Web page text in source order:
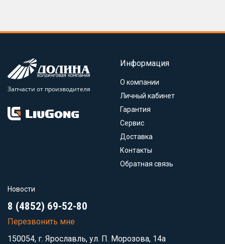
Запчасти от производителя
Информация
О компании
Личный кабинет
Гарантия
Сервис
Доставка
Контакты
Обратная связь
Новости
8 (4852) 69-52-80
Перезвонить мне
150054, г. Ярославль, ул. П. Морозова, 14а